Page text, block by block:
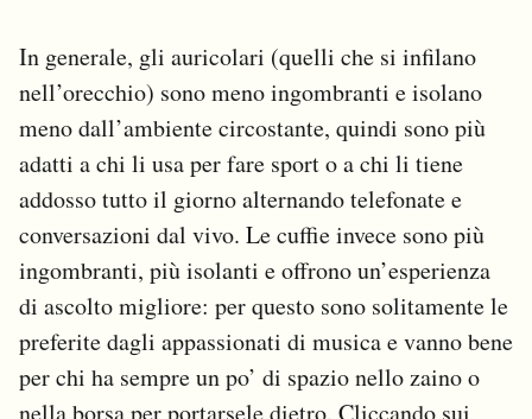
In generale, gli auricolari (quelli che si infilano
nell’orecchio) sono meno ingombranti e isolano
meno dall’ambiente circostante, quindi sono più
adatti a chi li usa per fare sport o a chi li tiene
addosso tutto il giorno alternando telefonate e
conversazioni dal vivo. Le cuffie invece sono più
ingombranti, più isolanti e offrono un’esperienza
di ascolto migliore: per questo sono solitamente le
preferite dagli appassionati di musica e vanno bene
per chi ha sempre un po’ di spazio nello zaino o
nella borsa per portarsele dietro. Cliccando sui